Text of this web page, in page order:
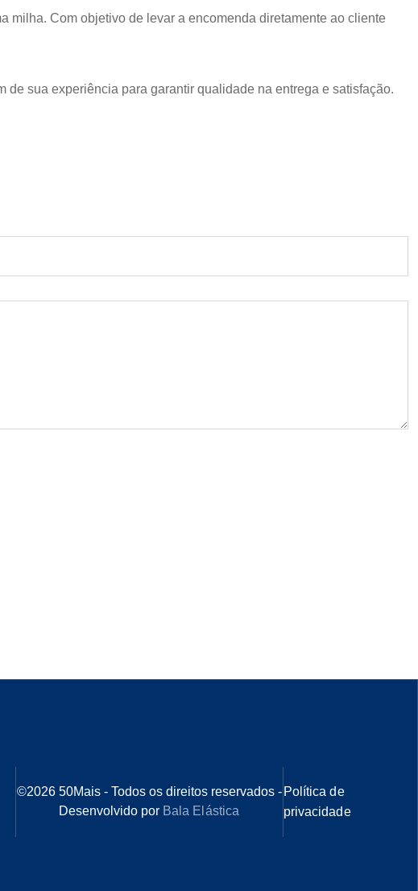
milha. Com objetivo de levar a encomenda diretamente ao cliente
sua experiência para garantir qualidade na entrega e satisfação.
©202650Mais - Todos os direitos reservados -
Desenvolvido por Bala Elástica
Política de
privacidade